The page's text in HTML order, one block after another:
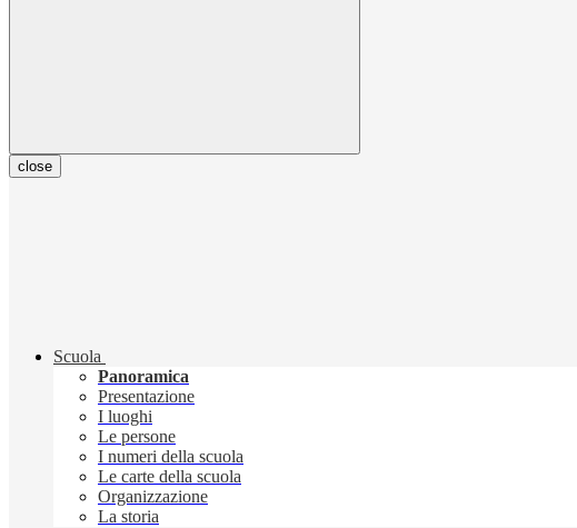
close
Scuola
Panoramica
Presentazione
I luoghi
Le persone
I numeri della scuola
Le carte della scuola
Organizzazione
La storia